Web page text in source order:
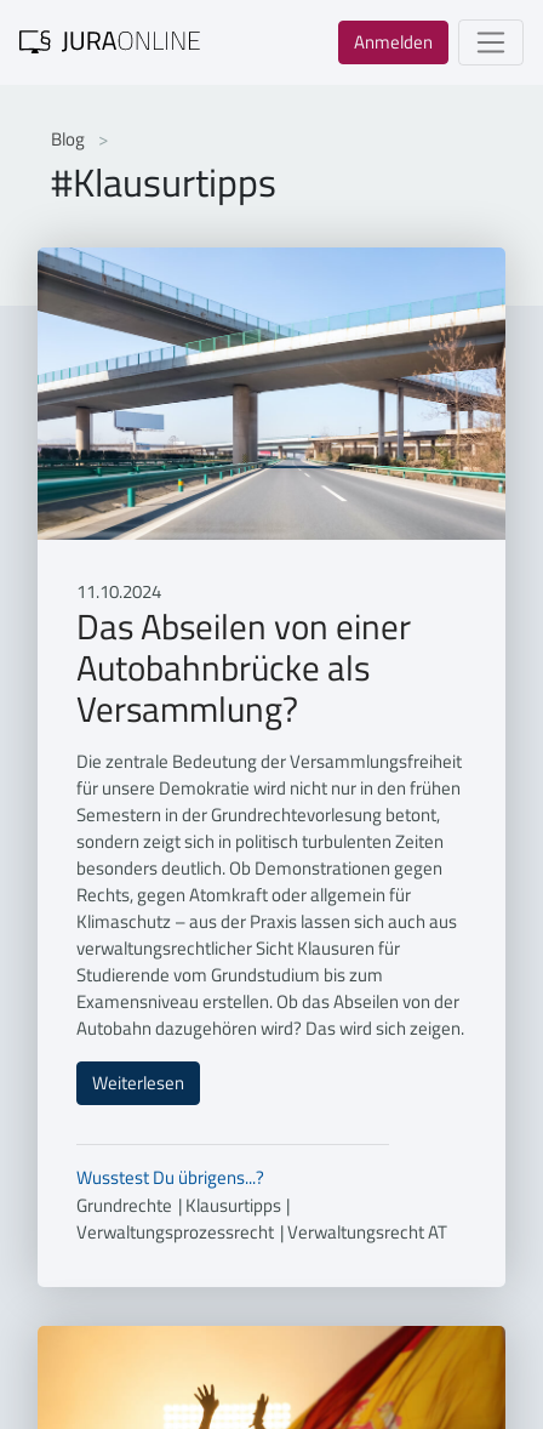
Anmelden
Blog
#Klausurtipps
11.10.2024
Das Abseilen von einer
Autobahnbrücke als
Versammlung?
Die zentrale Bedeutung der Versammlungsfreiheit
für unsere Demokratie wird nicht nur in den frühen
Semestern in der Grundrechtevorlesung betont,
sondern zeigt sich in politisch turbulenten Zeiten
besonders deutlich. Ob Demonstrationen gegen
Rechts, gegen Atomkraft oder allgemein für
Klimaschutz – aus der Praxis lassen sich auch aus
verwaltungsrechtlicher Sicht Klausuren für
Studierende vom Grundstudium bis zum
Examensniveau erstellen. Ob das Abseilen von der
Autobahn dazugehören wird? Das wird sich zeigen.
Weiterlesen
Wusstest Du übrigens...?
Grundrechte |Klausurtipps |
Verwaltungsprozessrecht |Verwaltungsrecht AT